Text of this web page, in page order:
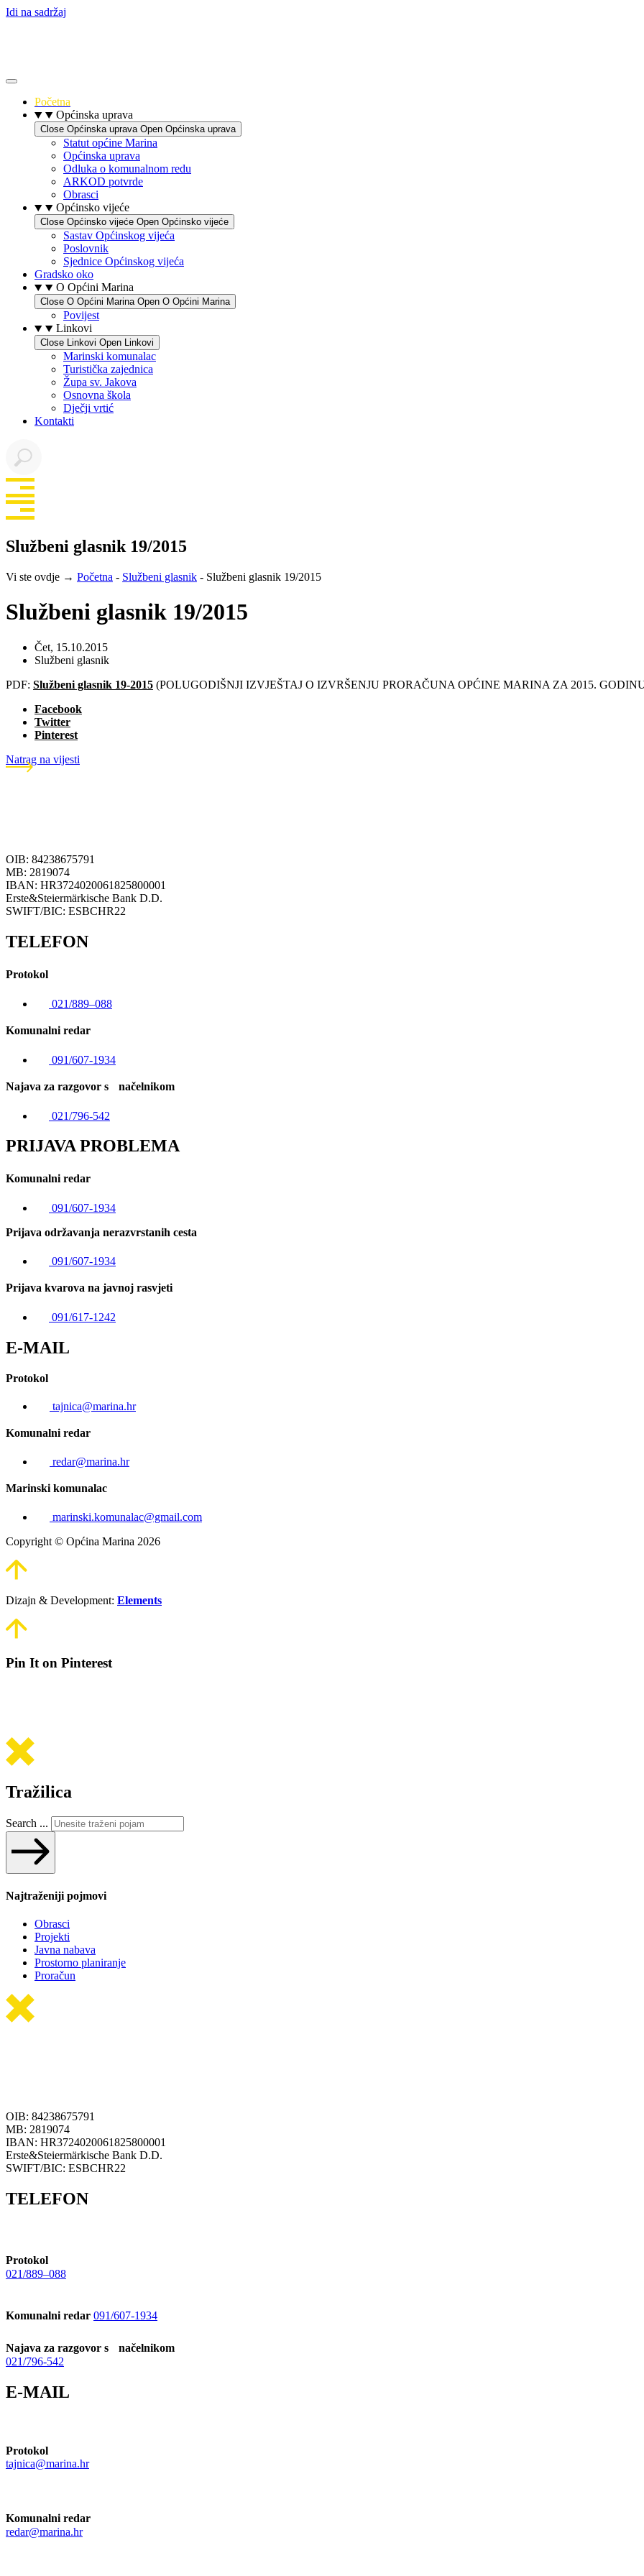
Idi na sadržaj
Početna
Općinska uprava
Close Općinska uprava Open Općinska uprava
Statut općine Marina
Općinska uprava
Odluka o komunalnom redu
ARKOD potvrde
Obrasci
Općinsko vijeće
Close Općinsko vijeće Open Općinsko vijeće
Sastav Općinskog vijeća
Poslovnik
Sjednice Općinskog vijeća
Gradsko oko
O Općini Marina
Close O Općini Marina Open O Općini Marina
Povijest
Linkovi
Close Linkovi Open Linkovi
Marinski komunalac
Turistička zajednica
Župa sv. Jakova
Osnovna škola
Dječji vrtić
Kontakti
Službeni glasnik 19/2015
Vi ste ovdje → Početna - Službeni glasnik - Službeni glasnik 19/2015
Službeni glasnik 19/2015
Čet, 15.10.2015
Službeni glasnik
PDF: Službeni glasnik 19-2015 (POLUGODIŠNJI IZVJEŠTAJ O IZVRŠENJU PRORAČUNA OPĆINE MARINA ZA 2015.
Facebook
Twitter
Pinterest
Natrag na vijesti
OIB: 84238675791
MB: 2819074
IBAN: HR3724020061825800001
Erste&Steiermärkische Bank D.D.
SWIFT/BIC: ESBCHR22
TELEFON
Protokol
021/889–088
Komunalni redar
091/607-1934
Najava za razgovor s načelnikom
021/796-542
PRIJAVA PROBLEMA
Komunalni redar
091/607-1934
Prijava održavanja nerazvrstanih cesta
091/607-1934
Prijava kvarova na javnoj rasvjeti
091/617-1242
E-MAIL
Protokol
tajnica@marina.hr
Komunalni redar
redar@marina.hr
Marinski komunalac
marinski.komunalac@gmail.com
Copyright © Općina Marina 2026
Dizajn & Development: Elements
Pin It on Pinterest
Tražilica
Search ...
Najtraženiji pojmovi
Obrasci
Projekti
Javna nabava
Prostorno planiranje
Proračun
OIB: 84238675791
MB: 2819074
IBAN: HR3724020061825800001
Erste&Steiermärkische Bank D.D.
SWIFT/BIC: ESBCHR22
TELEFON
Protokol
021/889–088
Komunalni redar 091/607-1934
Najava za razgovor s načelnikom
021/796-542
E-MAIL
Protokol
tajnica@marina.hr
Komunalni redar
redar@marina.hr